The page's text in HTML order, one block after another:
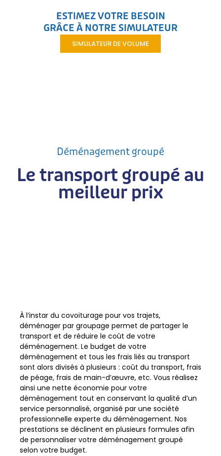
ESTIMEZ VOTRE BESOIN
GRÂCE À NOTRE SIMULATEUR
SIMULATEUR DE VOLUME
Déménagement groupé
Le transport groupé au
meilleur prix
À l’instar du covoiturage pour vos trajets,
déménager par groupage permet de partager le
transport et de réduire le coût de votre
déménagement. Le budget de votre
déménagement et tous les frais liés au transport
sont alors divisés à plusieurs : coût du transport, frais
de péage, frais de main-d’œuvre, etc. Vous réalisez
ainsi une nette économie pour votre
déménagement tout en conservant la qualité d’un
service personnalisé, organisé par une société
professionnelle experte du déménagement. Nos
prestations se déclinent en plusieurs formules afin
de personnaliser votre déménagement groupé
selon votre budget.